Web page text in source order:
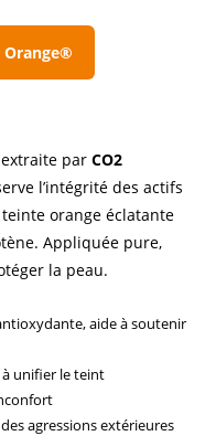
Orange®
par CO2
l’intégrité des actifs
orange éclatante
Appliquée pure,
la peau.
aide à soutenir
unifier le teint
agressions extérieures